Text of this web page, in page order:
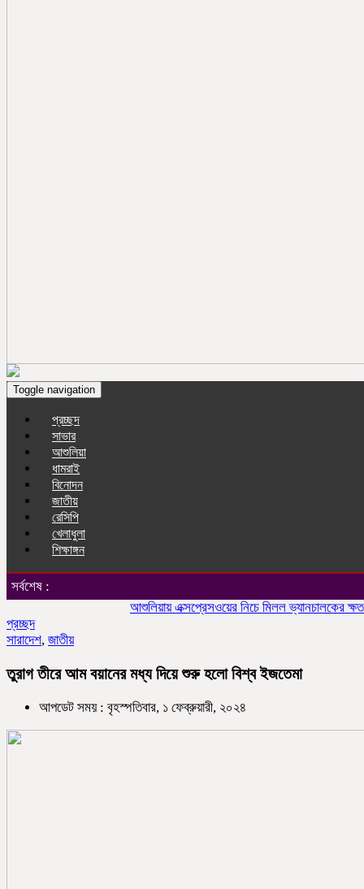
Toggle navigation
প্রচ্ছদ
সাভার
আশুলিয়া
ধামরাই
বিনোদন
জাতীয়
রেসিপি
খেলাধুলা
শিক্ষাঙ্গন
সর্বশেষ :
আশুলিয়ায় এক্সপ্রেসওয়ের নিচে মিলল ভ্যানচালকের ক্ষতবিক্ষত
প্রচ্ছদ
সারাদেশ, জাতীয়
তুরাগ তীরে আম বয়ানের মধ্য দিয়ে শুরু হলো বিশ্ব ইজতেমা
আপডেট সময় : বৃহস্পতিবার, ১ ফেব্রুয়ারী, ২০২৪